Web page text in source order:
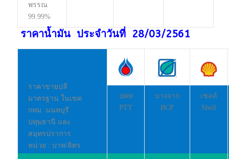
พรรณ
99.99%
ราคาน้ำมัน ประจำวันที่ 28/03/2561
ราคาขายปลี
มาตรฐาน ในเขต
กทม. นนทบุรี
ปทุมธานี และ
สมุทรปราการ
หน่วย : บาท/ลิตร
ปตท
PTT
บางจาก
BCP
เชลล์
Shell